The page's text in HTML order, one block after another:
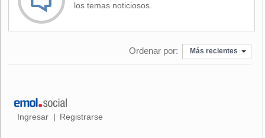
los temas noticiosos.
Ordenar por: Más recientes
Ingresar Registrarse